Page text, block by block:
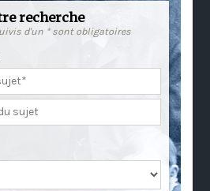
recherche
d'un * sont obligatoires